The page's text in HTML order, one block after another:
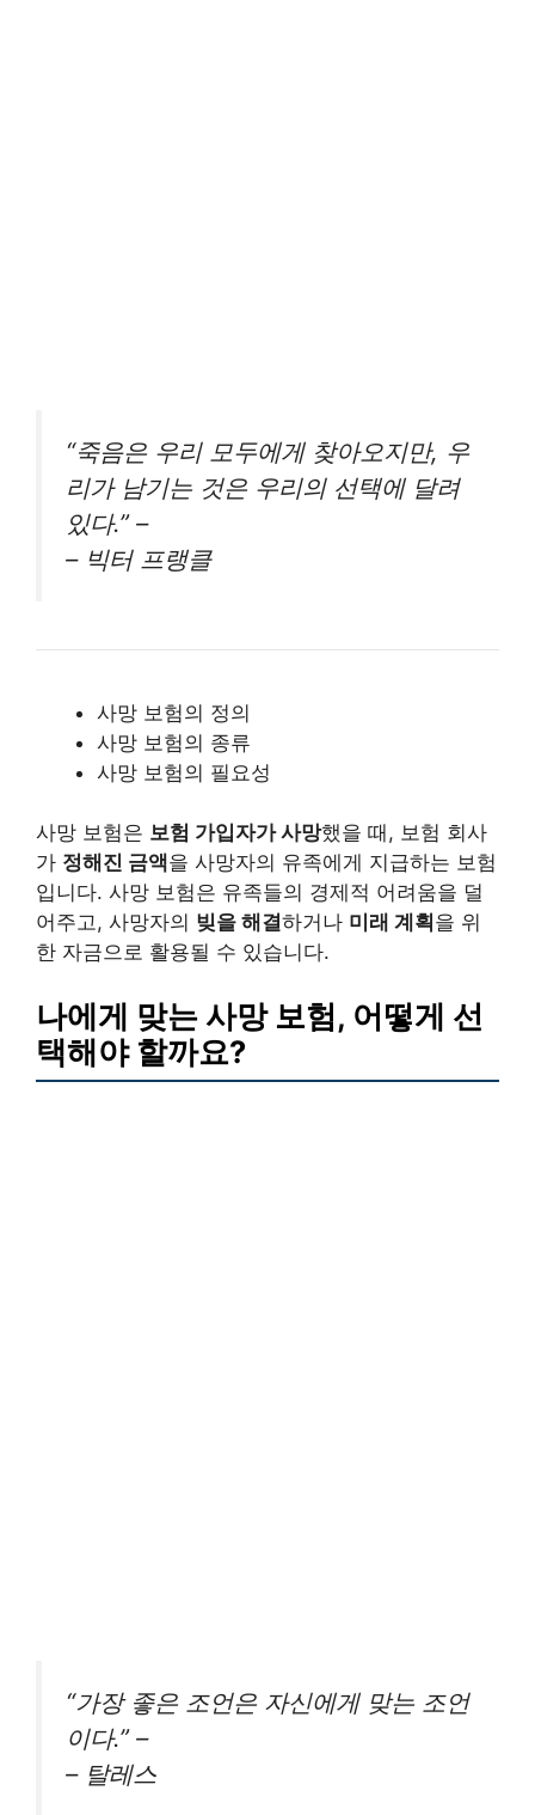
“죽음은 우리 모두에게 찾아오지만, 우
리가 남기는 것은 우리의 선택에 달려
있다.” –
– 빅터 프랭클
사망 보험의 정의
사망 보험의 종류
사망 보험의 필요성
사망 보험은 보험 가입자가 사망했을 때, 보험 회사
가 정해진 금액을 사망자의 유족에게 지급하는 보험
입니다. 사망 보험은 유족들의 경제적 어려움을 덜
어주고, 사망자의 빚을 해결하거나 미래 계획 을 위
한 자금으로 활용될 수 있습니다.
나에게 맞는 사망 보험, 어떻게 선
택해야 할까요?
“가장 좋은 조언은 자신에게 맞는 조언
이다.” –
– 탈레스